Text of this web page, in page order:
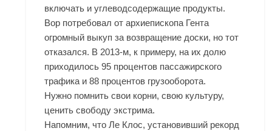
включать и углеводсодержащие продукты.
Вор потребовал от архиепископа Гента
огромный выкуп за возвращение доски, но тот
отказался. В 2013-м, к примеру, на их долю
приходилось 95 процентов пассажирского
трафика и 88 процентов грузооборота.
Нужно помнить свои корни, свою культуру,
ценить свободу экстрима.
Напомним, что Ле Клос, установивший рекорд